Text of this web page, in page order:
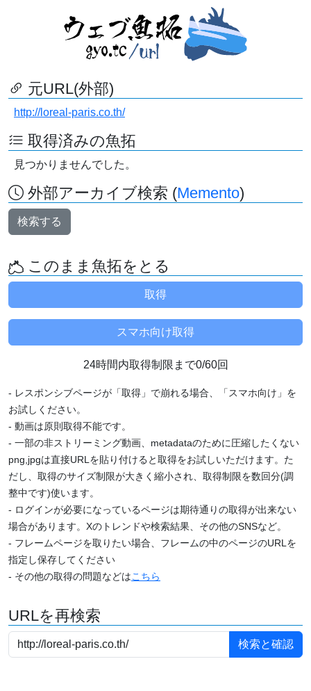
元URL(外部)
http://loreal-paris.co.th/
取得済みの魚拓
見つかりませんでした。
外部アーカイブ検索 (Memento)
検索する
このまま魚拓をとる
24時間内取得制限まで0/60回
- レスポンシブページが「取得」で崩れる場合、「スマホ向け」を
お試しください。
- 動画は原則取得不能です。
- 一部の非ストリーミング動画、metadataのために圧縮したくない
png,jpgは直接URLを貼り付けると取得をお試しいただけます。た
だし、取得のサイズ制限が大きく縮小され、取得制限を数回分(調
整中です)使います。
- ログインが必要になっているページは期待通りの取得が出来ない
場合があります。Xのトレンドや検索結果、その他のSNSなど。
- フレームページを取りたい場合、フレームの中のページのURLを
指定し保存してください
- その他の取得の問題などはこちら
URLを再検索